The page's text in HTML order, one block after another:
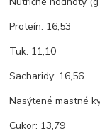
Proteín: 16,53
Tuk: 11,10
Sacharidy: 16,56
Nasýtené mastné
Cukor: 13,79